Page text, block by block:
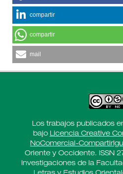
compartir
compartir
mail
Los trabajos publicados
bajo Licencia Creative
NoComercial-
Oriente y Occidente. ISSN
Investigaciones de la